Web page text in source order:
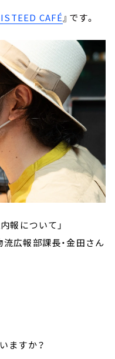
CAFÉ』です。
報について」
広報部課長・金田さん
ますか？